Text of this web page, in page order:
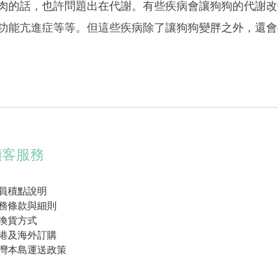
的話，也許問題出在代謝。有些疾病會讓狗狗的代謝
亢進症等等。但這些疾病除了讓狗狗變胖之外，還
服務
積點說明
條款與細則
貨方式
及海外訂購
本島運送政策